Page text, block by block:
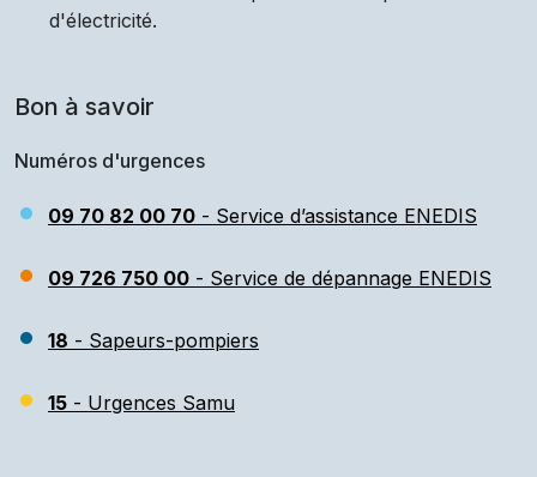
d'électricité.
Bon à savoir
Numéros d'urgences
09 70 82 00 70 - Service d’assistance ENEDIS
09 726 750 00 - Service de dépannage ENEDIS
18 - Sapeurs-pompiers
15 - Urgences Samu